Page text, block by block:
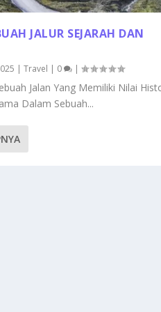
JALUR SEJARAH DAN
|Travel | 0 |
Jalan Yang Memiliki Nilai
Dalam Sebuah...